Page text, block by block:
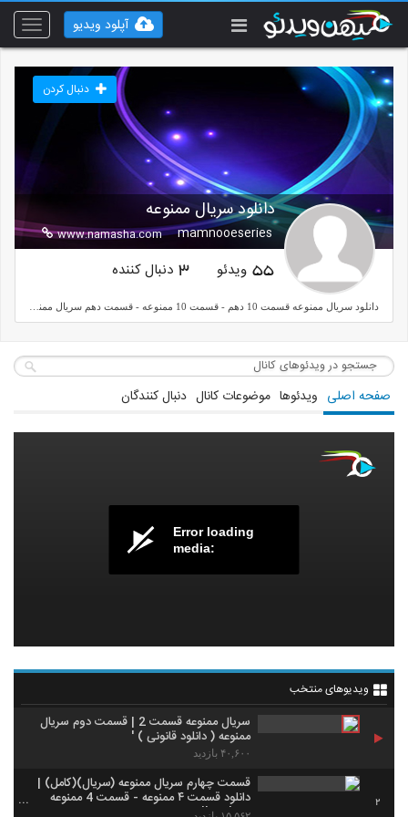
Toggle
آپلود ویدیو
دانلود سریال ممنوعه
mamnooeseries
www.namasha.com
دنبال کردن
55 ویدئو 3 دنبال کننده
صفحه اصلی ویدئوها موضوعات کانال دنبال کنندگان
Error loading
media:
ویدیوهای منتخب
سریال ممنوعه قسمت 2 | قسمت دوم سریال
ممنوعه ( دانلود قانونی ) '
۴۰,۶۰۰ بازدید
2
قسمت چهارم سریال ممنوعه (سریال)(کامل) |
دانلود قسمت ۴ ممنوعه - قسمت 4 ممنوعه
Full Online.